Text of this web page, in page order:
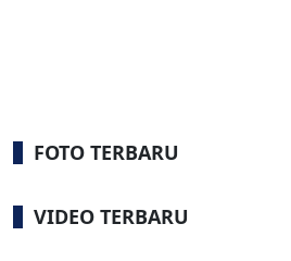
FOTO TERBARU
VIDEO TERBARU